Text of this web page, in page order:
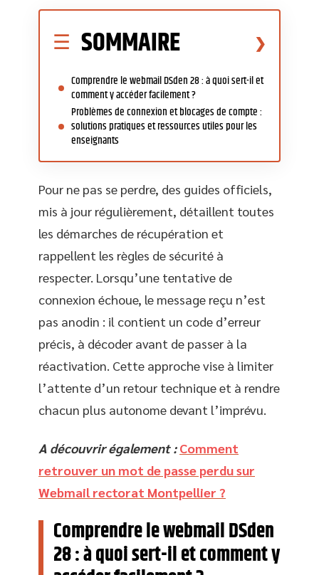
SOMMAIRE
Comprendre le webmail DSden 28 : à quoi sert-il et
comment y accéder facilement ?
Problèmes de connexion et blocages de compte :
solutions pratiques et ressources utiles pour les
enseignants
Pour ne pas se perdre, des guides officiels,
mis à jour régulièrement, détaillent toutes
les démarches de récupération et
rappellent les règles de sécurité à
respecter. Lorsqu’une tentative de
connexion échoue, le message reçu n’est
pas anodin : il contient un code d’erreur
précis, à décoder avant de passer à la
réactivation. Cette approche vise à limiter
l’attente d’un retour technique et à rendre
chacun plus autonome devant l’imprévu.
A découvrir également : Comment
retrouver un mot de passe perdu sur
Webmail rectorat Montpellier ?
Comprendre le webmail DSden
28 : à quoi sert-il et comment y